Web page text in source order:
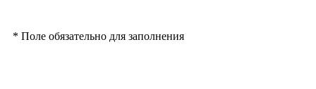
* Поле обязательно для заполнения